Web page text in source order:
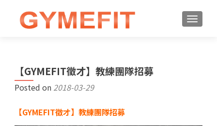
【GYMEFIT徵才】教練團隊招募
Posted on 2018-03-29
【GYMEFIT徵才】教練團隊招募